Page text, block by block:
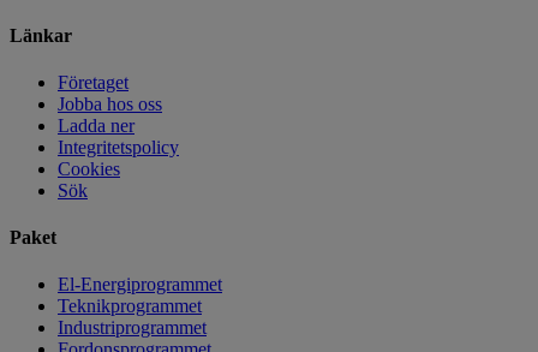
Länkar
Företaget
Jobba hos oss
Ladda ner
Integritetspolicy
Cookies
Sök
Paket
El-Energiprogrammet
Teknikprogrammet
Industriprogrammet